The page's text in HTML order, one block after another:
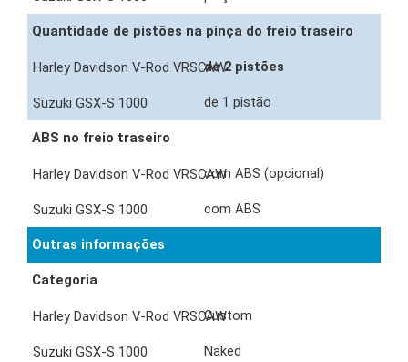
Quantidade de pistões na pinça do freio traseiro
de 2 pistões
de 1 pistão
ABS no freio traseiro
com ABS (opcional)
com ABS
Outras informações
Categoria
Custom
Naked